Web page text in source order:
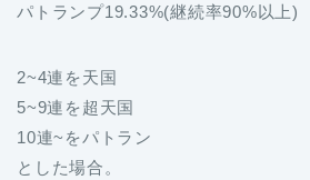
パトランプ19.33%(継続率90%以上)
2~4連を天国
5~9連を超天国
10連~をパトラン
とした場合。